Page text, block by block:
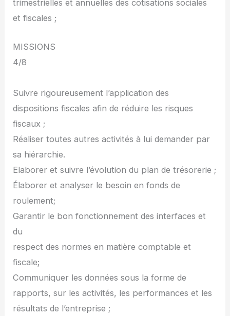
trimestrielles et annuelles des cotisations sociales
et fiscales ;
MISSIONS
4/8
Suivre rigoureusement l’application des
dispositions fiscales afin de réduire les risques
fiscaux ;
Réaliser toutes autres activités à lui demander par
sa hiérarchie.
Elaborer et suivre l’évolution du plan de trésorerie ;
Élaborer et analyser le besoin en fonds de
roulement;
Garantir le bon fonctionnement des interfaces et
du
respect des normes en matière comptable et
fiscale;
Communiquer les données sous la forme de
rapports, sur les activités, les performances et les
résultats de l’entreprise ;